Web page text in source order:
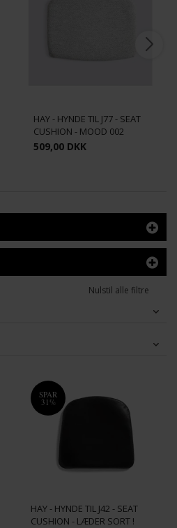
HAY - HYNDE TIL J77 - SEAT
CUSHION - MOOD 002
509,00 DKK
Nulstil alle filtre
SPAR
31%
HAY - HYNDE TIL J42 - SEAT
CUSHION - LÆDER SORT !